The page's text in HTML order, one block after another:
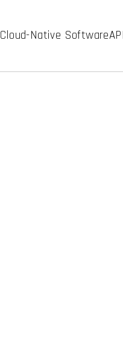
Cloud-Native Software